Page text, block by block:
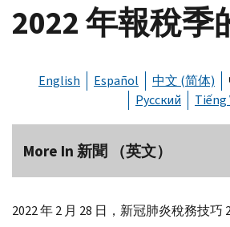
2022 年報稅季
English Español 中文 (简体)
Русский
Tiếng
More In 新聞 （英文）
2022 年 2 月 28 日，新冠肺炎稅務技巧